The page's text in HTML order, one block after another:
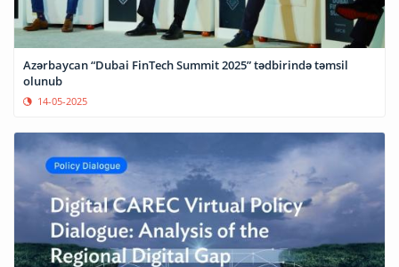
Azərbaycan “Dubai FinTech Summit 2025” tədbirində təmsil
olunub
14-05-2025